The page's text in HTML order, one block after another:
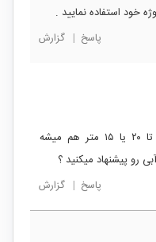
خود استفاده نمایید .
پاسخ | گزارش
سلام خسته نباشید آیا طول سیم رو تا ۲۰ یا ۱۵ متر هم میشه
رو پیشنهاد میکنید ؟
پاسخ | گزارش